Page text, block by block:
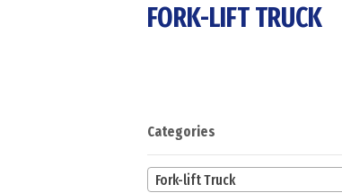
FORK-LIFT TRUCK
Categories
Fork-lift Truck